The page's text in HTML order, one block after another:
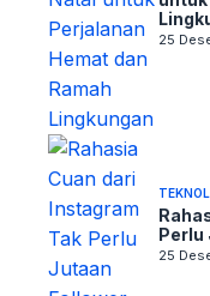
25
Perlu
25